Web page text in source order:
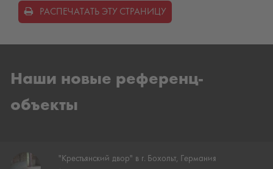
РАСПЕЧАТАТЬ ЭТУ СТРАНИЦУ
Наши новые референц-
объекты
"Крестьянский двор" в г. Бохольт, Германия